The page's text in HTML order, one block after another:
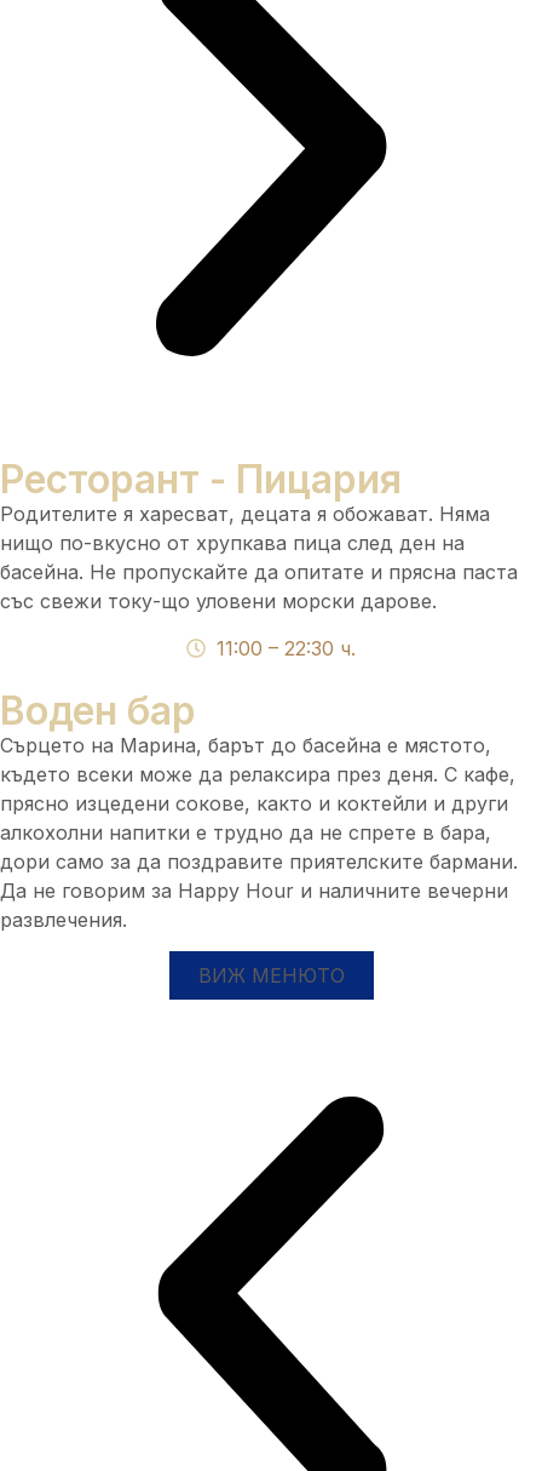
Ресторант - Пицария
Родителите я харесват, децата я обожават. Няма
нищо по-вкусно от хрупкава пица след ден на
басейна. Не пропускайте да опитате и прясна паста
със свежи току-що уловени морски дарове.
11:00 – 22:30 ч.
Воден бар
Сърцето на Марина, барът до басейна е мястото,
където всеки може да релаксира през деня. С кафе,
прясно изцедени сокове, както и коктейли и други
алкохолни напитки е трудно да не спрете в бара,
дори само за да поздравите приятелските бармани.
Да не говорим за Happy Hour и наличните вечерни
развлечения.
ВИЖ МЕНЮТО